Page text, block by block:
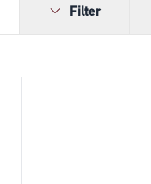
Filter